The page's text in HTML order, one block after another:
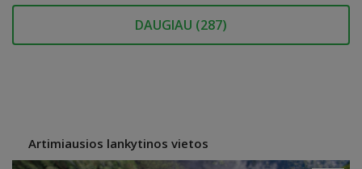
DAUGIAU (287)
Artimiausios lankytinos vietos